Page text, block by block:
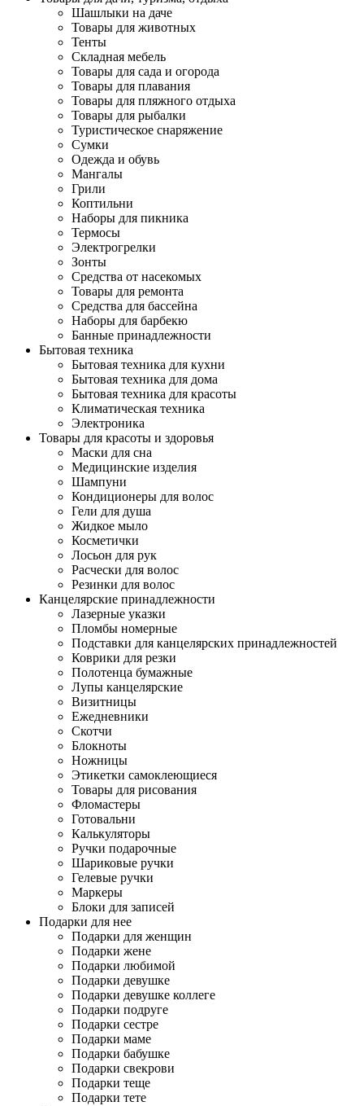
Шашлыки на даче
Товары для животных
Тенты
Складная мебель
Товары для сада и огорода
Товары для плавания
Товары для пляжного отдыха
Товары для рыбалки
Туристическое снаряжение
Сумки
Одежда и обувь
Мангалы
Грили
Коптильни
Наборы для пикника
Термосы
Электрогрелки
Зонты
Средства от насекомых
Товары для ремонта
Средства для бассейна
Наборы для барбекю
Банные принадлежности
Бытовая техника
Бытовая техника для кухни
Бытовая техника для дома
Бытовая техника для красоты
Климатическая техника
Электроника
Товары для красоты и здоровья
Маски для сна
Медицинские изделия
Шампуни
Кондиционеры для волос
Гели для душа
Жидкое мыло
Косметички
Лосьон для рук
Расчески для волос
Резинки для волос
Канцелярские принадлежности
Лазерные указки
Пломбы номерные
Подставки для канцелярских принадлежностей
Коврики для резки
Полотенца бумажные
Лупы канцелярские
Визитницы
Ежедневники
Скотчи
Блокноты
Ножницы
Этикетки самоклеющиеся
Товары для рисования
Фломастеры
Готовальни
Калькуляторы
Ручки подарочные
Шариковые ручки
Гелевые ручки
Маркеры
Блоки для записей
Подарки для нее
Подарки для женщин
Подарки жене
Подарки любимой
Подарки девушке
Подарки девушке коллеге
Подарки подруге
Подарки сестре
Подарки маме
Подарки бабушке
Подарки свекрови
Подарки теще
Подарки тете